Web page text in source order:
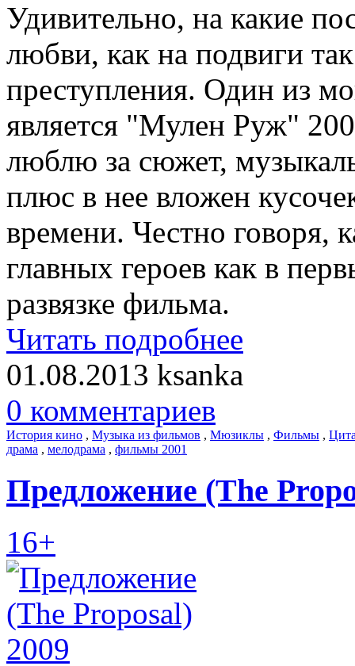
Удивительно, на какие
любви, как на подвиги
преступления. Один из
является "Мулен Руж"
люблю за сюжет,
плюс в нее вложен
времени. Честно говоря,
главных героев как в
развязке фильма.
Читать подробнее
01.08.2013 ksanka
0 комментариев
История кино , Музыка из фильмов , Мюзиклы , Фильмы ,
драма , мелодрама , фильмы 2001
Предложение (The
16+